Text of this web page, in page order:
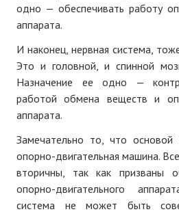
одно — обеспечивать работу
аппарата.
И наконец, нервная система,
Это и головной, и спинной
Назначение ее одно —
работой обмена веществ и
аппарата.
Замечательно то, что основой
опорно-двигательная машина.
вторичны, так как призваны
опорно-двигательного
система не может быть